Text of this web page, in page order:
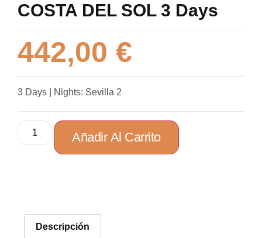
COSTA DEL SOL 3 Days
442,00 €
3 Days | Nights: Sevilla 2
Añadir Al Carrito
Descripción